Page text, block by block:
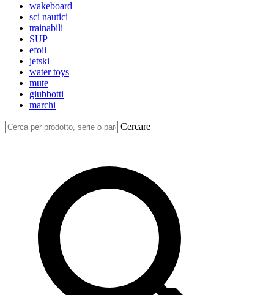
wakeboard
sci nautici
trainabili
SUP
efoil
jetski
water toys
mute
giubbotti
marchi
Cercare